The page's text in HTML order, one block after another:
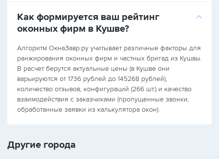
Как формируется ваш рейтинг
оконных фирм в Кушве?
Алгоритм ОкнаЗавр.ру учитывает различные факторы для
ранжирования оконных фирм и частных бригад из Кушвы.
В расчет берутся актуальные цены (в Кушве они
варьируются от 1736 рублей до 145268 рублей),
количество отзывов, конфигураций (266 шт.) и качество
взаимодействия с заказчиками (пропущенные звонки,
обработанные заявки из калькулятора окон).
Другие города